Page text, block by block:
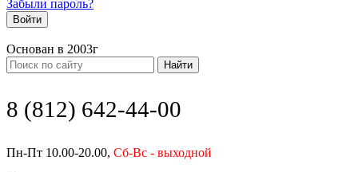
Забыли пароль?
Войти
Основан в 2003г
Найти
8 (812) 642-44-00
Пн-Пт 10.00-20.00, Сб-Вс - выходной